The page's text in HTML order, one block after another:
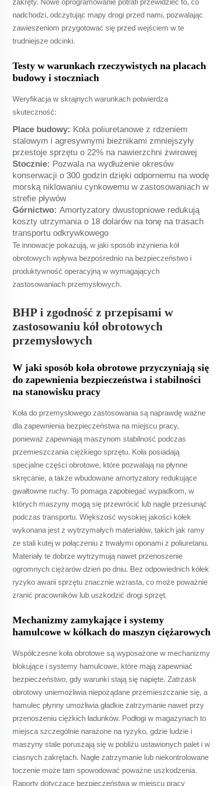
zakręty. Nowe oprogramowanie potrafi przewidzieć to, co
nadchodzi, odczytując mapy drogi przed nami, pozwalając
zawieszeniom przygotować się przed wejściem w te
trudniejsze odcinki.
Testy w warunkach rzeczywistych na placach
budowy i stoczniach
Weryfikacja w skrajnych warunkach potwierdza
skuteczność:
Place budowy: Koła poliuretanowe z rdzeniem
stalowym i agresywnymi bieżnikami zmniejszyły
przestoje sprzętu o 22% na nawierzchni żwirowej
Stocznie: Pozwala na wydłużenie okresów
konserwacji o 300 godzin dzięki odpornemu na wodę
morską niklowaniu cynkowemu w zastosowaniach w
strefie pływów
Górnictwo: Amortyzatory dwustopniowe redukują
koszty utrzymania o 18 dolarów na tonę na trasach
transportu odkrywkowego
Te innowacje pokazują, w jaki sposób inżynieria kół
obrotowych wpływa bezpośrednio na bezpieczeństwo i
produktywność operacyjną w wymagających
zastosowaniach przemysłowych.
BHP i zgodność z przepisami w
zastosowaniu kół obrotowych
przemysłowych
W jaki sposób koła obrotowe przyczyniają się
do zapewnienia bezpieczeństwa i stabilności
na stanowisku pracy
Koła do przemysłowego zastosowania są naprawdę ważne
dla zapewnienia bezpieczeństwa na miejscu pracy,
ponieważ zapewniają maszynom stabilność podczas
przemieszczania ciężkiego sprzętu. Koła posiadają
specjalne części obrotowe, które pozwalają na płynne
skręcanie, a także wbudowane amortyzatory redukujące
gwałtowne ruchy. To pomaga zapobiegać wypadkom, w
których maszyny mogą się przewrócić lub nagle przesunąć
podczas transportu. Większość wysokiej jakości kółek
wykonana jest z wytrzymałych materiałów, takich jak ramy
ze stali kutej w połączeniu z trwałymi oponami z poliuretanu.
Materiały te dobrze wytrzymują nawet przenoszenie
ogromnych ciężarów dzień po dniu. Bez odpowiednich kółek
ryzyko awarii sprzętu znacznie wzrasta, co może poważnie
zranić pracowników lub uszkodzić drogi sprzęt.
Mechanizmy zamykające i systemy
hamulcowe w kółkach do maszyn ciężarowych
Współczesne koła obrotowe są wyposażone w mechanizmy
blokujące i systemy hamulcowe, które mają zapewniać
bezpieczeństwo, gdy warunki stają się napięte. Zatrzask
obrotowy uniemożliwia niepożądane przemieszczanie się, a
hamulec płynny umożliwia gładkie zatrzymanie nawet przy
przenoszeniu ciężkich ładunków. Podłogi w magazynach to
miejsca szczególnie narażone na ryzyko, gdzie ludzie i
maszyny stale poruszają się w pobliżu ustawionych palet i w
ciasnych zakrętach. Nagłe zatrzymanie lub niekontrolowane
toczenie może tam spowodować poważne uszkodzenia.
Raporty dotyczące bezpieczeństwa w miejscu pracy